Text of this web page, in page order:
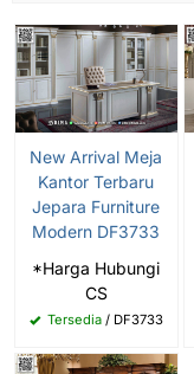
New Arrival Meja
Kantor Terbaru
Jepara Furniture
Modern DF3733
*Harga Hubungi
CS
Tersedia/ DF3733